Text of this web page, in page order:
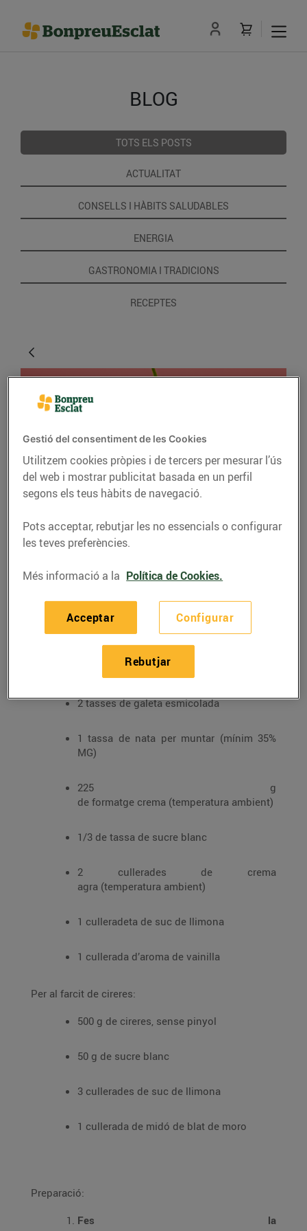
BLOG
TOTS ELS POSTS
ACTUALITAT
CONSELLS I HÀBITS SALUDABLES
ENERGIA
GASTRONOMIA I TRADICIONS
RECEPTES
Pastís de formatge amb
15/de maig/2026
Ingredients:
4 cullerades de mantega sense sal, desfet
2 tasses de galeta esmicolada
1 tassa de nata per muntar (mínim 35%
MG)
225 g
de formatge crema (temperatura ambient)
1/3 de tassa de sucre blanc
2 cullerades de crema
agra (temperatura ambient)
1 culleradeta de suc de llimona
1 cullerada d’aroma de vainilla
Per al farcit de cireres:
500 g de cireres, sense pinyol
50 g de sucre blanc
3 cullerades de suc de llimona
1 cullerada de midó de blat de moro
Preparació:
Fes la
Gestió del consentiment de les Cookies
Utilitzem cookies pròpies i de tercers per mesurar l’ús
del web i mostrar publicitat basada en un perfil
segons els teus hàbits de navegació.
Pots acceptar, rebutjar les no essencials o configurar
les teves preferències.
Més informació a la Política de Cookies.
Configurar
Rebutjar
Acceptar